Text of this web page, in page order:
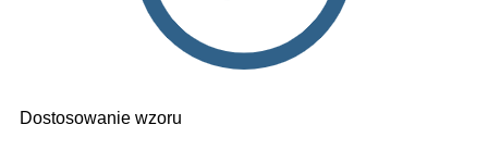
Dostosowanie wzoru